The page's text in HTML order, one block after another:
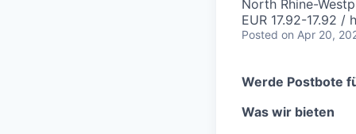
North Rhine-
EUR 17.92-17.92 /
Posted on Apr 20,
Werde Postbote
Was wir bieten